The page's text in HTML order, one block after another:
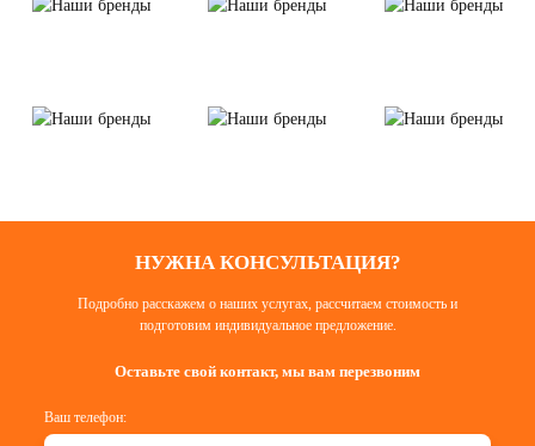
НУЖНА КОНСУЛЬТАЦИЯ?
Подробно расскажем о наших услугах, рассчитаем стоимость и
подготовим индивидуальное предложение.
Оставьте свой контакт, мы вам перезвоним
Ваш телефон: